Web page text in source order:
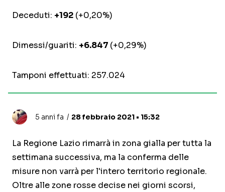
Deceduti: +192 (+0,20%)
Dimessi/guariti: +6.847 (+0,29%)
Tamponi effettuati: 257.024
5 anni fa 28 febbraio 2021 • 15:32
La Regione Lazio rimarrà in zona gialla per tutta la
settimana successiva, ma la conferma delle
misure non varrà per l'intero territorio regionale.
Oltre alle zone rosse decise nei giorni scorsi,